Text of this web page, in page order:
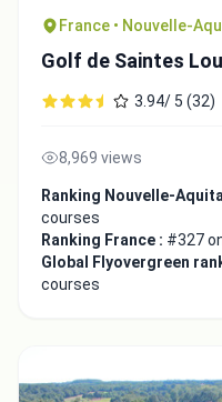
France • Nouvelle-
Golf de Saintes
3.94/ 5 (32)
8,969 views
Ranking Nouvelle-
courses
Ranking France : #327
Global Flyovergreen
courses